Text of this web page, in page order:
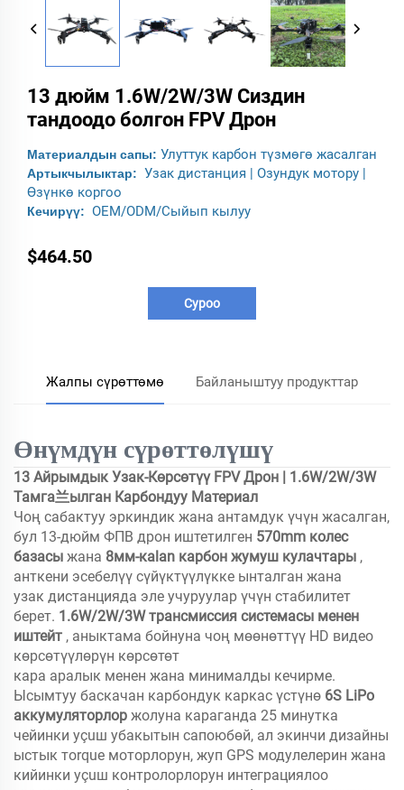
13 дюйм 1.6W/2W/3W Сиздин
тандоодо болгон FPV Дрон
Материалдын сапы: Улуттук карбон түзмөгө жасалган
Артыкчылыктар: Узак дистанция | Озундук мотору |
Өзүнкө коргоо
Кечирүү: OEM/ODM/Сыйып кылуу
$464.50
Суроо
Жалпы сүрөттөмө Байланыштуу продукттар
Өнүмдүн сүрөттөлүшү
13 Айрымдык Узак-Көрсөтүү FPV Дрон | 1.6W/2W/3W
Тамга兰ылган Карбондуу Материал
Чоң сабактуу эркиндик жана антамдук үчүн жасалган,
бул 13-дюйм ФПВ дрон иштетилген 570mm колес
базасы жана 8мм-кalan карбон жумуш кулачтары ,
анткени эсебелүү сүйүктүүлүкке ынталган жана
узак дистанцияда эле учуруулар үчүн стабилитет
берет. 1.6W/2W/3W трансмиссия системасы менен
иштейт , аныктама бойнуна чоң мөөнөттүү HD видео
көрсөтүүлөрүн көрсөтөт
кара аралык менен жана минималды кечирме.
Ысымтуу баскачан карбондук каркас үстүнө 6S LiPo
аккумуляторлор жолуна караганда 25 минутка
чейинки уçuш убакытын сапоюбөй, ал экинчи дизайны
ыстык тorque моторлорун, жуп GPS модулелерин жана
кийинки уçuш контролорлорун интеграциялоо